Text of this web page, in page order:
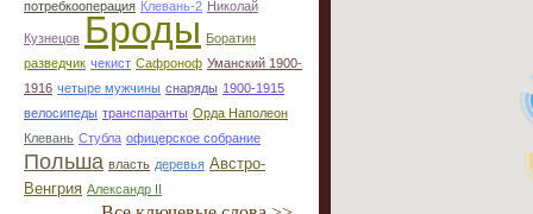
потребкооперация Клевань-2 Николай
Кузнецов Броды Боратин
разведчик чекист Сафроноф Уманский 1900-
1916 четыре мужчины снаряды 1900-1915
велосипеды транспаранты Орда Наполеон
Клевань Стубла офицерское собрание
Польша власть деревья Австро-
Венгрия Александр ІІ